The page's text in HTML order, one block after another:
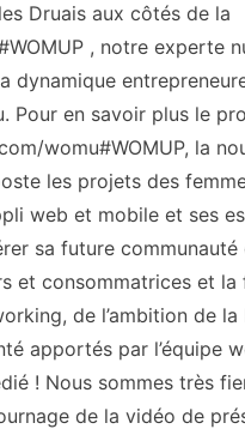
Druais aux côtés de la
, notre experte
dynamique
Pour en savoir plus le
womu#WOMUP, la
les projets des
web et mobile et ses
sa future communauté
et consommatrices et la
de l’ambition de la
apportés par l’équipe
! Nous sommes très
de la vidéo de